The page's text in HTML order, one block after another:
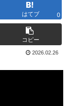
はてブ 0
コピー
2026.02.26